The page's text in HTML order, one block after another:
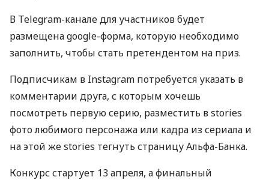
В Telegram-канале для участников будет
размещена google-форма, которую необходимо
заполнить, чтобы стать претендентом на приз.
Подписчикам в Instagram потребуется указать в
комментарии друга, с которым хочешь
посмотреть первую серию, разместить в stories
фото любимого персонажа или кадра из сериала и
на этой же stories тегнуть страницу Альфа-Банка.
Конкурс стартует 13 апреля, а финальный